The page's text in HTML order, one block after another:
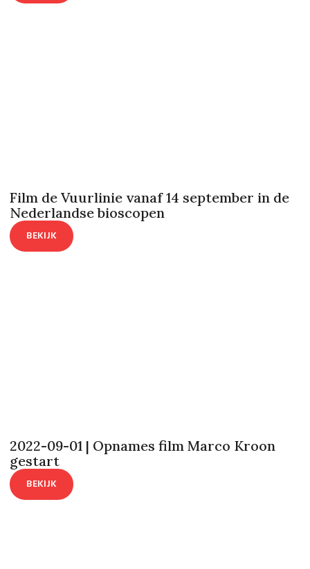
Film de Vuurlinie vanaf 14 september in de
Nederlandse bioscopen
BEKIJK
2022-09-01 | Opnames film Marco Kroon
gestart
BEKIJK